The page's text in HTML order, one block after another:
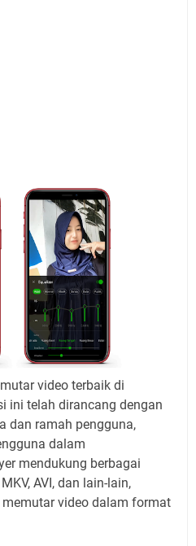
video terbaik di
ini telah dirancang dengan
dan ramah pengguna,
dalam
mendukung berbagai
AVI, dan lain-lain,
video dalam format